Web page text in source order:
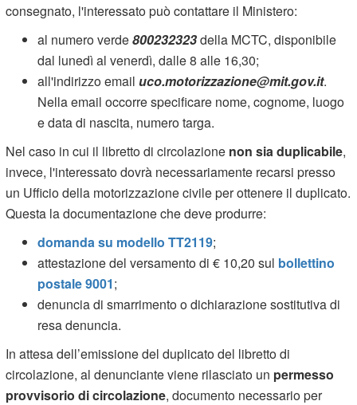
consegnato, l'interessato può contattare il Ministero:
al numero verde800232323della MCTC, disponibile
dal lunedì al venerdì, dalle 8 alle 16,30;
all'indirizzo emailuco.motorizzazione@mit.gov.it.
Nella email occorre specificare nome, cognome, luogo
e data di nascita, numero targa.
Nel caso in cui il libretto di circolazione non sia duplicabile,
invece, l'interessato dovrà necessariamente recarsi presso
un Ufficio della motorizzazione civile per ottenere il duplicato.
Questa la documentazione che deve produrre:
domanda su modello TT2119;
attestazione del versamento di € 10,20 sul bollettino
postale 9001;
denuncia di smarrimento o dichiarazione sostitutiva di
resa denuncia.
In attesa dell’emissione del duplicato del libretto di
circolazione, al denunciante viene rilasciato un permesso
provvisorio di circolazione, documento necessario per